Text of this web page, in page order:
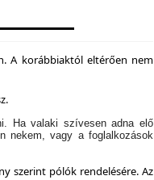
A korábbiaktól eltérően nem
Ha valaki szívesen adna elő
nekem, vagy a foglalkozások
szerint pólók rendelésére. Az